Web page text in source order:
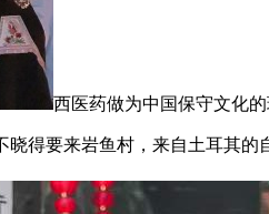
西医药做为中国保守文化
要来岩鱼村，来自土耳其的